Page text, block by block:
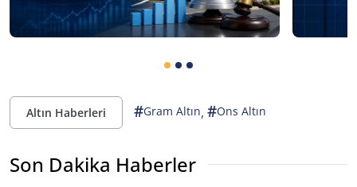
Altın Haberleri #Gram Altın, #Ons Altın
Son Dakika Haberler